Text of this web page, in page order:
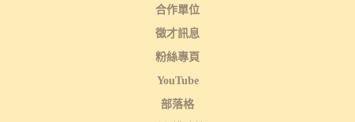
合作單位
徵才訊息
粉絲專頁
YouTube
部落格